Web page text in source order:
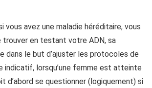
vous avez une maladie héréditaire, vous
trouver en testant votre ADN, sa
dans le but d’ajuster les protocoles de
indicatif, lorsqu’une femme est atteinte
d’abord se questionner (logiquement) si